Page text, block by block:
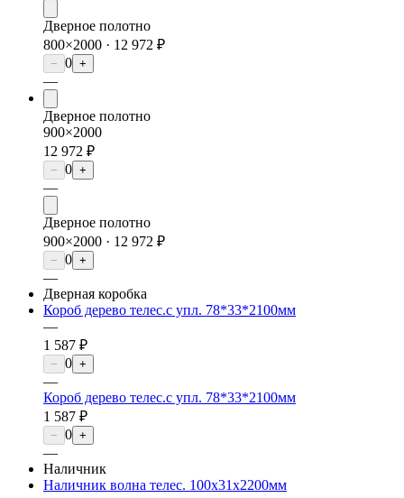
Дверное полотно
800×2000 · 12 972 ₽
− 0 +
—
Дверное полотно
900×2000
12 972 ₽
− 0 +
—
Дверное полотно
900×2000 · 12 972 ₽
− 0 +
—
Дверная коробка
Короб дерево телес.с упл. 78*33*2100мм
—
1 587 ₽
− 0 +
—
Короб дерево телес.с упл. 78*33*2100мм
1 587 ₽
− 0 +
—
Наличник
Наличник волна телес. 100х31х2200мм